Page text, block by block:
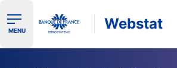
Ouvrir le menu de navigation
MENU Webstat